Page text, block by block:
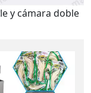
y cámara doble